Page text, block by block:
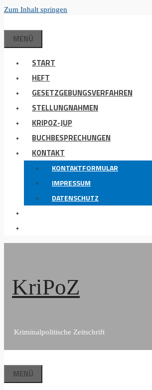
Zum Inhalt springen
MENÜ
START
HEFT
GESETZGEBUNGSVERFAHREN
STELLUNGNAHMEN
KRIPOZ-JUP
BUCHBESPRECHUNGEN
KONTAKT
KONTAKTFORMULAR
IMPRESSUM
DATENSCHUTZ
KriPoZ
Kriminalpolitische Zeitschrift
MENÜ